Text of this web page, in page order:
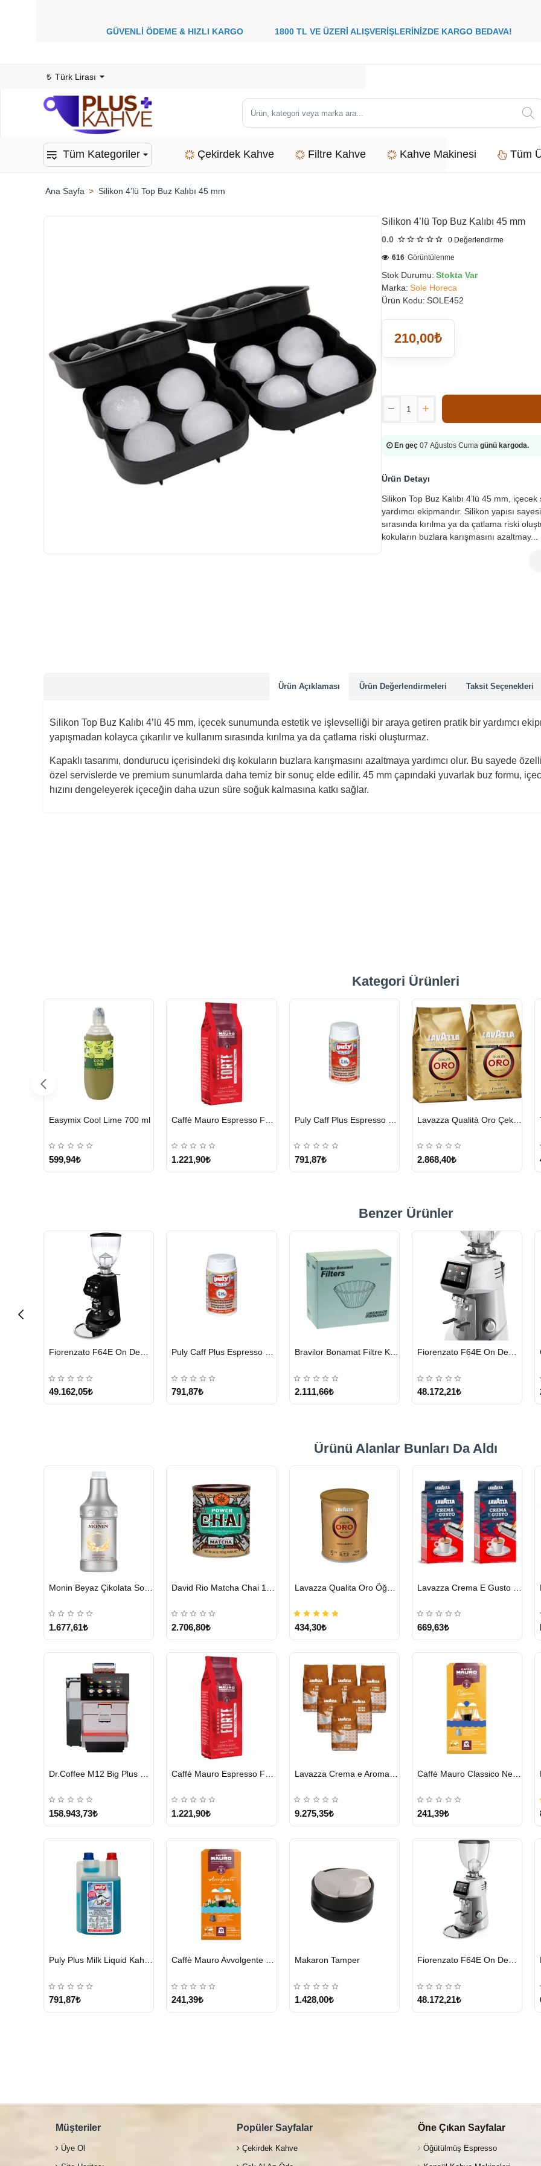
GÜVENLİ ÖDEME & HIZLI KARGO 1800 TL VE ÜZERİ ALIŞVERİŞLERİNİZDE KARGO
₺ Türk Lirası
Ürün,
kategori
marka
Tüm Kategoriler Çekirdek Kahve Filtre Kahve Kahve Makinesi Tüm
Silikon 4’lü Top Buz Kalıbı 45 mm
Silikon 4’lü Top Buz Kalıbı 45 mm
0.0 0 Değerlendirme
Stok Durumu: Stokta Var
Marka: Sole Horeca
Ürün Kodu: SOLE452
616 Görüntülenme
210,00₺
Ürün Detayı
Silikon Top Buz Kalıbı 4’lü 45 mm,
yardımcı ekipmandır. Silikon yapısı
sırasında kırılma ya da çatlama riski
kokuların buzlara karışmasını azaltmay...
En geç 07 Ağustos Cuma günü kargoda.
Ürün Açıklaması Ürün Değerlendirmeleri Taksit Seçenekleri
Silikon Top Buz Kalıbı 4’lü 45 mm, içecek sunumunda estetik ve işlevselliği bir araya getiren pratik bir yardımcı
yapışmadan kolayca çıkarılır ve kullanım sırasında kırılma ya da çatlama riski oluşturmaz.
Kapaklı tasarımı, dondurucu içerisindeki dış kokuların buzlara karışmasını azaltmaya yardımcı olur. Bu sayede
özel servislerde ve premium sunumlarda daha temiz bir sonuç elde edilir. 45 mm çapındaki yuvarlak buz formu,
hızını dengeleyerek içeceğin daha uzun süre soğuk kalmasına katkı sağlar.
Kategori Ürünleri
GÖNDERİ
illy Classico Orta Kavrulmuş Çekirdek Kahve 250 G
691,85₺
GÖNDERİ
499,95₺
GÖNDERİ
1.276,80₺
GÖNDERİ
Lavazza Crema E Gusto Filtre Kahve 250 G X 4
1.328,15₺
Benzer Ürünler
GÖNDERİ
Fiorenzato F64E On Demand Kahve Değirmeni, Siyah
49.162,05₺
HIZLI
GÖNDERİ
Puly Caff Plus Espresso Makinesi Temizleyici Tablet 100 x 1.35 G
791,87₺
HIZLI
GÖNDERİ
Bravilor Bonamat Filtre Kağıdı 85/245 MM 1000 Adet
2.111,66₺
GÖNDERİ
Fiorenzato F64E On Demand Kahve Değirmeni – Gri
48.172,21₺
Ürünü Alanlar Bunları Da Aldı
GÖNDERİ
1.677,61₺
GÖNDERİ
2.706,80₺
GÖNDERİ
434,30₺
GÖNDERİ
669,63₺
GÖNDERİ
158.943,73₺
GÖNDERİ
1.221,90₺
GÖNDERİ
9.275,35₺
GÖNDERİ
Caffè Mauro Classico Nespresso Kapsül
241,39₺
HIZLI
GÖNDERİ
Puly Plus Milk Liquid Kahve Makinesi Sıvı Temizleyici 1000 ml
791,87₺
HIZLI
GÖNDERİ
Caffè Mauro Avvolgente Nespresso Kapsül
241,39₺
HIZLI
GÖNDERİ
Makaron Tamper
1.428,00₺
GÖNDERİ
Fiorenzato F64E On Demand Kahve Değirmeni – Gri
48.172,21₺
Müşteriler
Üye Ol
Popüler Sayfalar
Çekirdek Kahve
Öne Çıkan Sayfalar
Öğütülmüş Espresso